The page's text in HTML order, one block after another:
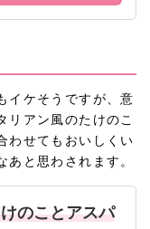
イケそうですが、意
リアン風のたけのこ
わせてもおいしくい
と思わされます。
のことアスパ